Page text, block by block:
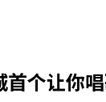
个让你唱